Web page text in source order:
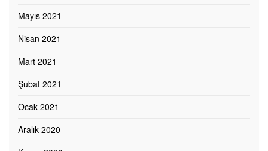
Mayıs 2021
Nisan 2021
Mart 2021
Şubat 2021
Ocak 2021
Aralık 2020